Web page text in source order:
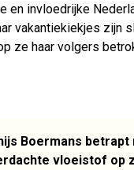
en invloedrijke
vakantiekiekjes zijn
ze haar volgers
Boermans betrapt
vloeistof op